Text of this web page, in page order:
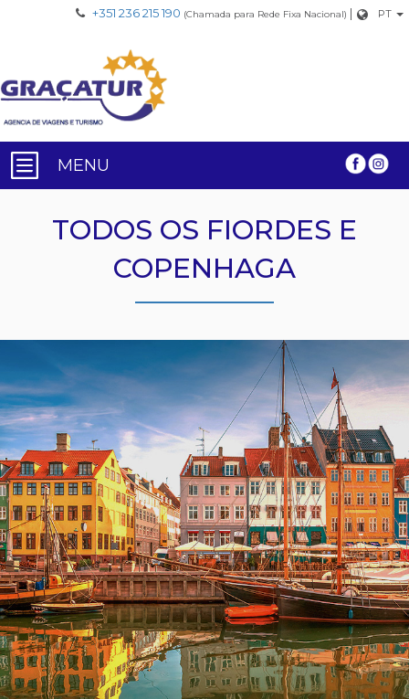
+351 236 215 190 (Chamada para Rede Fixa Nacional) | PT
MENU
TODOS OS FIORDES E
COPENHAGA